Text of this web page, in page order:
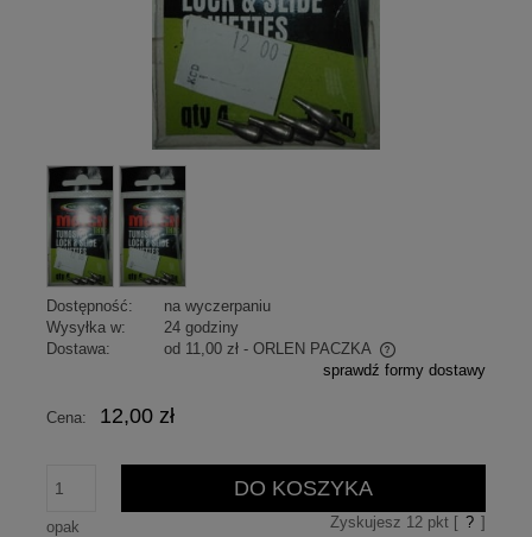
Dostępność:
na wyczerpaniu
Wysyłka w:
24 godziny
Dostawa:
od 11,00 zł - ORLEN PACZKA
Cena nie zawiera ewentualnych kosztów płatności
sprawdź formy dostawy
Cena: 12,00 zł
opak
DO KOSZYKA
Zyskujesz 12pkt [ ? ]